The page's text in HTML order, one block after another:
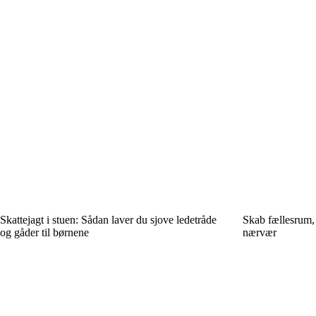
Skattejagt i stuen: Sådan laver du sjove ledetråde
og gåder til børnene
Skab
nærvær